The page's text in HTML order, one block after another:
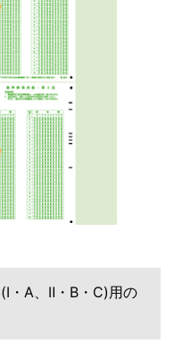
・A、Ⅱ・B・C)用の